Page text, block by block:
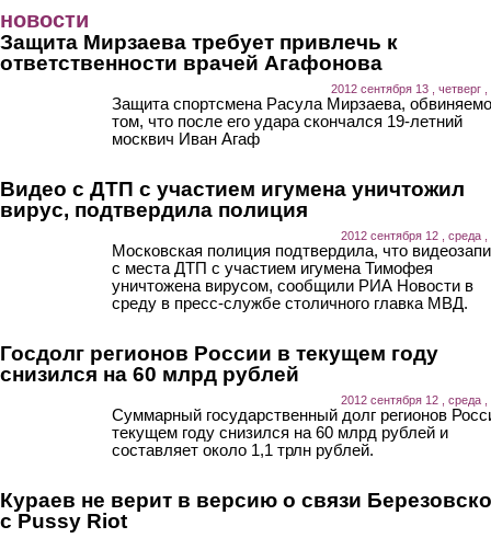
новости
Защита Мирзаева требует привлечь к
ответственности врачей Агафонова
2012 сентября 13 , четверг ,
Защита спортсмена Расула Мирзаева,
том, что после его удара скончался 19-летний
москвич Иван Агаф
Видео с ДТП с участием игумена уничтожил
вирус, подтвердила полиция
2012 сентября 12 , среда ,
Московская полиция подтвердила, что
с места ДТП с участием игумена Тимофея
уничтожена вирусом, сообщили РИА Новости в
среду в пресс-службе столичного главка МВД.
Госдолг регионов России в текущем году
снизился на 60 млрд рублей
2012 сентября 12 , среда ,
Суммарный государственный долг регионов
текущем году снизился на 60 млрд рублей и
составляет около 1,1 трлн рублей.
Кураев не верит в версию о связи
с Pussy Riot